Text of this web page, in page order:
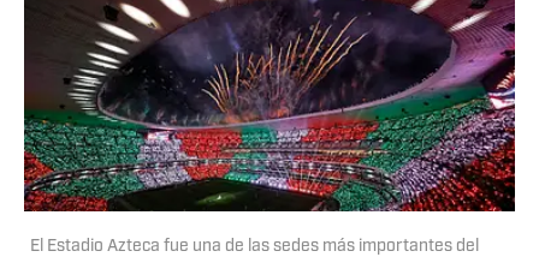
El Estadio Azteca fue una de las sedes más importantes del